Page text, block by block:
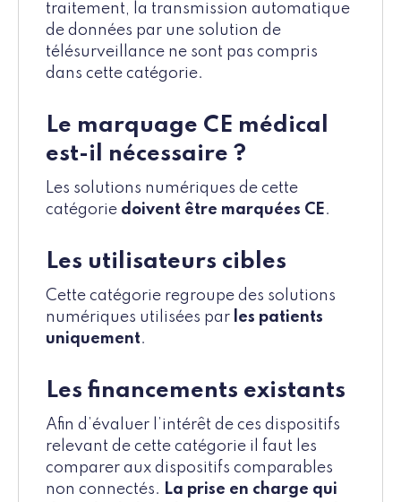
traitement, la transmission automatique
de données par une solution de
télésurveillance ne sont pas compris
dans cette catégorie.
Le marquage CE médical
est-il nécessaire ?
Les solutions numériques de cette
catégorie doivent être marquées CE.
Les utilisateurs cibles
Cette catégorie regroupe des solutions
numériques utilisées par les patients
uniquement.
Les financements existants
Afin d’évaluer l’intérêt de ces dispositifs
relevant de cette catégorie il faut les
comparer aux dispositifs comparables
non connectés. La prise en charge qui